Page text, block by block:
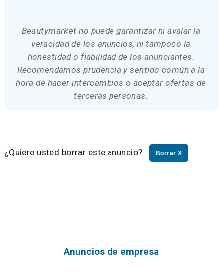
Beautymarket no puede garantizar ni avalar la
veracidad de los anuncios, ni tampoco la
honestidad o fiabilidad de los anunciantes.
Recomendamos prudencia y sentido común a la
hora de hacer intercambios o aceptar ofertas de
terceras personas.
¿Quiere usted borrar este anuncio? Borrar X
Anuncios de empresa